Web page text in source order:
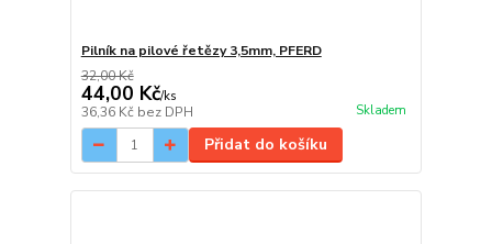
Pilník na pilové řetězy 3,5mm, PFERD
32,00 Kč
44,00 Kč/ks
36,36 Kč bez DPH Skladem
Přidat do košíku